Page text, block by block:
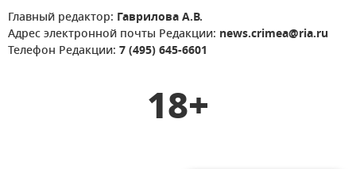
Главный редактор: Гаврилова А.В.
Адрес электронной почты Редакции: news.crimea@ria.ru
Телефон Редакции: 7 (495) 645-6601
18+